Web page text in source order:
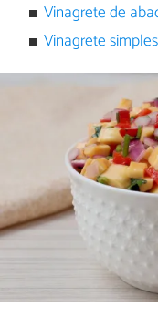
Vinagrete de
Vinagrete